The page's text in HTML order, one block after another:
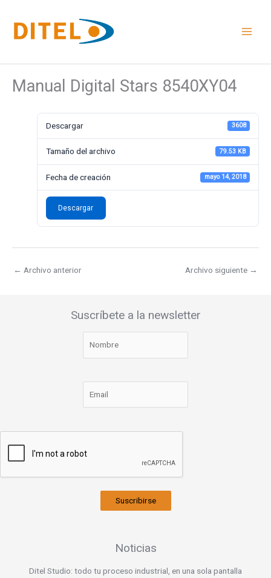
contenido
Manual Digital Stars 8540XY04
Descargar 3608
Tamaño del archivo 79.53 KB
Fecha de creación mayo 14, 2018
Descargar
← Archivo anterior Archivo siguiente →
Suscríbete a la newsletter
Suscribirse
Noticias
Ditel Studio: todo tu proceso industrial, en una sola pantalla